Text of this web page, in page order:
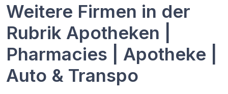
Weitere Firmen in der
Rubrik Apotheken |
Pharmacies | Apotheke |
Auto & Transpo